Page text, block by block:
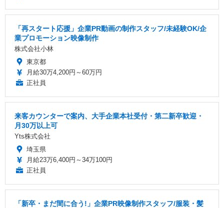
「再スタート応援」企業PR動画の制作スタッフ/未経験OK/企
業プロモーション映像制作
株式会社小林
東京都
月給30万4,200円～60万円
正社員
来客カウンターで案内、大手企業本社受付・第二新卒歓迎・
月30万以上可
Yts株式会社
埼玉県
月給23万6,400円～34万100円
正社員
「新卒・まだ間に合う!」企業PR映像制作スタッフ/服装・髪